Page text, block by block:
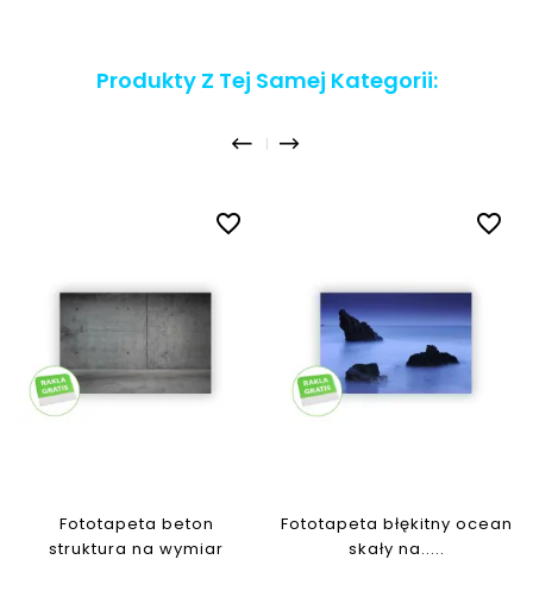
Produkty Z Tej Samej Kategorii:
favorite_border
Fototapeta beton
struktura na wymiar
favorite_border
Fototapeta błękitny ocean
skały na.....